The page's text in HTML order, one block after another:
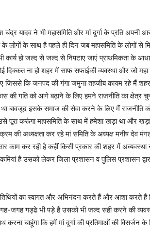
चंद्र यादव ने भी महासमिति और मां दुर्गा के प्रति अपनी
के लोगों के साथ है पहले ही दिन जब महासमिति के लोगों से
कार्य हो जल्द से जल्द से निपटाए जाएं प्राथमिकता के
दिक्कत ना हो शहर में साफ सफाईकी व्यवस्था और जो
जिससे कि जनपद की गंगा जमुना तहजीब कायम रहे मैं
की गति को आगे बढ़ाने के लिए हमने राजनीति का क्षेत्र
बावजूद इसके समाज की सेवा करने के लिए मैं राजनीति
पूरा करूंगा महासमिति के साथ में हमेशा खड़ा था और
की अध्यक्षता कर रहे मां समिति के अध्यक्ष मनीष देव
काम कर रही है कहीं किसी प्रकार की शहर में अव्यवस्था
है उसको लेकर जिला प्रशासन व पुलिस प्रशासन
का स्वागत और अभिनंदन करते हैं और आशा करते
जगह गड्ढे भी पड़े हैं उसको भी जल्द सही करने की
चाहूंगा कि हमें मां दुर्गा की प्रतिमाओं की विसर्जन